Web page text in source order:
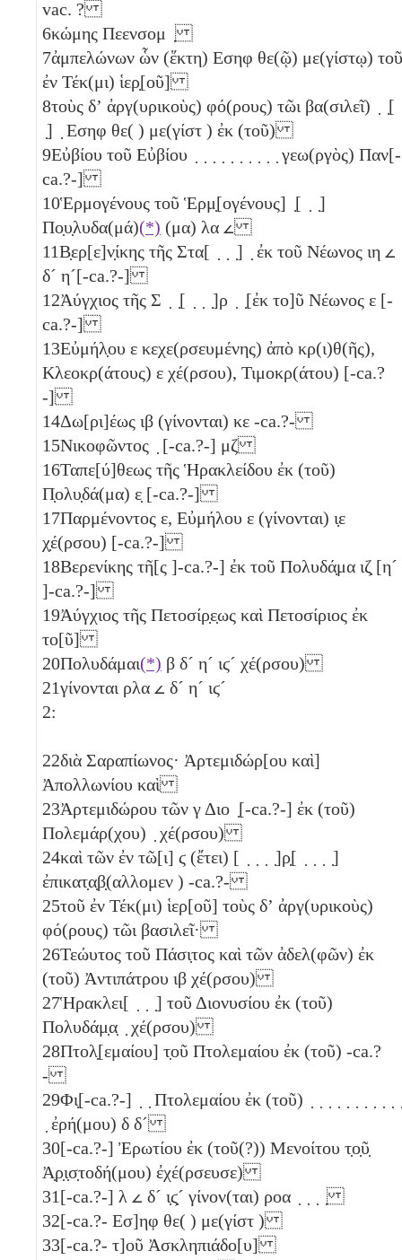
vac. ?
6κώμης Πεενσομ ̣
7ἀμπελώνων ὧν (ἕκτη) Εσηφ θε(ῷ) με(γίστῳ) τοῦ
ἐν Τέκ(μι) ἱερ̣[οῦ]
8τοὺς δʼ ἀργ(υρικοὺς) φό(ρους) τῶι βα(σιλεῖ) ̣ ̣[
̣] ̣ Εσηφ θε( ) με(γίστ ) ἐκ (τοῦ)
9Εὐβίου τοῦ Εὐβίου ̣ ̣ ̣ ̣ ̣ ̣ ̣ ̣ ̣ ̣ γεω(ργὸς) Παν[-
ca.?-]
10Ἑρμογένους τοῦ Ἑρμ̣[ογένους] ̣[ ̣ ̣]
Πο̣υ̣λυδα(μά)(*) (μα) λα 𐅵
11Β̣ερ[ε]ν̣ίκης τῆς Στα[ ̣ ̣ ̣] ̣ ἐκ τοῦ Νέωνος ιη 𐅵
δ´ η´[-ca.?-]
12Ἀύγχιος τῆς Σ ̣ ̣[ ̣ ̣ ̣]ρ ̣ ̣[ἐκ το]ῦ Νέωνος ε [-
ca.?-]
13Εὐμήλ̣ου ε κεχε(ρσευμένης) ἀπὸ κρ(ι)θ(ῆς),
Κλεοκρ(άτους) ε χέ(ρσου), Τιμοκρ(άτου) [-ca.?
-]
14Δω[ρι]έως ιβ (γίνονται) κε -ca.?-
15Νικοφῶντος ̣ [-ca.?-] μζ
16Ταπε[ύ]θεως τῆς Ἡρακλείδου ἐκ (τοῦ)
Π̣ολυ̣δά(μα) ε̣ [-ca.?-]
17Παρμένοντος ε, Εὐμήλου ε (γίνονται) ι̣ε
χ̣έ(ρσου) [-ca.?-]
18Βερενίκης τῆ[ς ]-ca.?-] ἐκ τοῦ Πολυδά̣μα ιζ̣ [η´
]-ca.?-]
19Ἀύγχιος τῆς Πετοσίρ̣ε̣ως καὶ Πετοσίριος ἐκ
το[ῦ]
20Πολυδάμαι(*) β δ´ η´ ιϛ´ χέ(ρσου)
21γίνονται ρλα 𐅵 δ´ η´ ιϛ´
2:
22διὰ Σαραπίωνος· Ἀρτεμιδώρ[ου καὶ]
Ἀπολλωνίου καὶ
23Ἀρτεμιδώρου τῶν γ Διο ̣[-ca.?-] ἐκ (τοῦ)
Πολεμάρ(χου) ̣ χέ(ρσου)
24καὶ τῶν ἐν τῶ[ι] ϛ (ἔτει) [ ̣ ̣ ̣ ̣]ρ̣[ ̣ ̣ ̣ ̣]
ἐπικατ̣α̣β̣(αλλομεν ) -ca.?-
25τοῦ ἐν Τέκ(μι) ἱερ[οῦ] τοὺς δʼ ἀργ(υρικοὺς)
φό(ρους) τῶι βασιλεῖ·
26Τεώυτος τοῦ Πάσι̣τος καὶ τῶν ἀδελ(φῶν) ἐκ
(τοῦ) Ἀντιπάτρου ιβ χέ(ρσου)
27Ἡρακλει[ ̣ ̣ ̣] τοῦ Διονυσίου ἐκ (τοῦ)
Πολυδάμ̣α̣ ̣ χέ(ρσου)
28Πτολ̣[εμαίου] τ̣οῦ Πτολεμαίου ἐκ (τοῦ) -ca.?
-
29Φι̣[-ca.?-] ̣ ̣ Πτολεμαίου ἐκ (τοῦ) ̣ ̣ ̣ ̣ ̣ ̣ ̣ ̣ ̣ ̣ ̣
̣ ἐρή(μου) δ δ´
30[-ca.?-] Ἐρωτίου ἐκ (τοῦ(?)) Μενοίτου τ̣ο̣ῦ̣
Ἀ̣ρ̣ι̣σ̣τοδή(μου) ἐχέ(ρσευσε)
31[-ca.?-] λ 𐅵 δ´ ι̣ϛ̣´ γίνον(ται) ροα ̣ ̣ ̣ ̣
32[-ca.?- Εσ]ηφ θε( ) με(γίστ )
33[-ca.?- τ]οῦ Ἀσκληπιάδο[υ]